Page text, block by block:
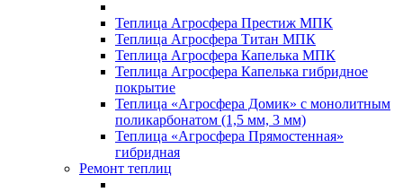
Теплица Агросфера Престиж МПК
Теплица Агросфера Титан МПК
Теплица Агросфера Капелька МПК
Теплица Агросфера Капелька гибридное
покрытие
Теплица «Агросфера Домик» с монолитным
поликарбонатом (1,5 мм, 3 мм)
Теплица «Агросфера Прямостенная»
гибридная
Ремонт теплиц